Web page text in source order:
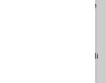
Addirittura un vigilante è
sanguinante, è
i nostri studenti di
garantita l’agibilità
- ha denunciato